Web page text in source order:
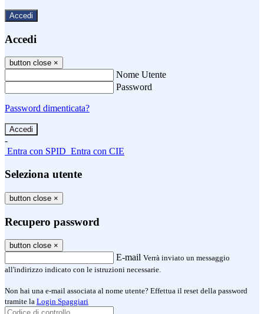
Accedi
Accedi
button close ×
Nome Utente
Password
Password dimenticata?
-
Entra con SPID Entra con CIE
Seleziona utente
button close ×
Recupero password
button close ×
E-mail Verrà inviato un messaggio
all'indirizzo indicato con le istruzioni necessarie.
Non hai una e-mail associata al nome utente? Effettua il reset della password
tramite la Login Spaggiari